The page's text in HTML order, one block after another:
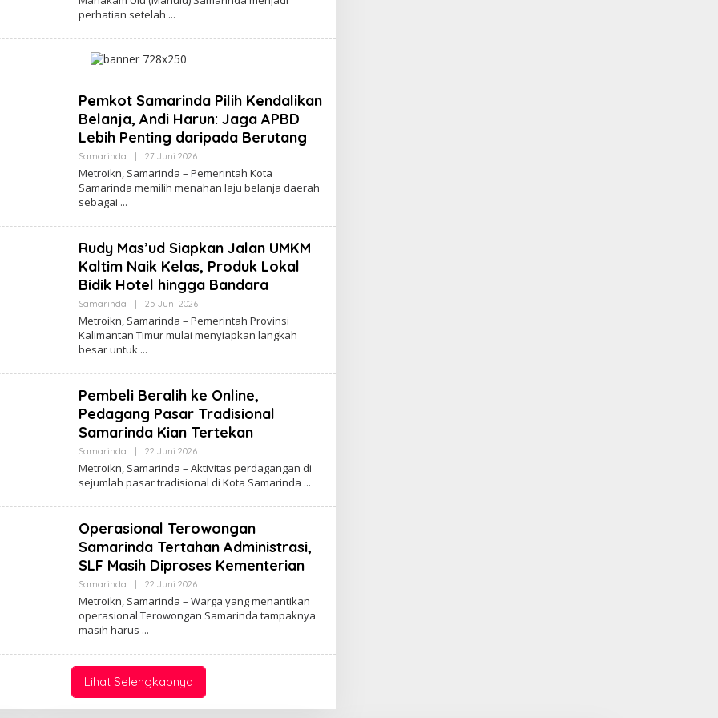
perhatian setelah
Pemkot Samarinda Pilih Kendalikan
Belanja, Andi Harun: Jaga APBD
Lebih Penting daripada Berutang
Samarinda 27 Juni 2026Oleh
Web
Metroikn, Samarinda – Pemerintah Kota
Samarinda memilih menahan laju belanja daerah
sebagai
Rudy Mas’ud Siapkan Jalan UMKM
Kaltim Naik Kelas, Produk Lokal
Bidik Hotel hingga Bandara
Samarinda 25 Juni 2026Oleh
Web
Metroikn, Samarinda – Pemerintah Provinsi
Kalimantan Timur mulai menyiapkan langkah
besar untuk
Pembeli Beralih ke Online,
Pedagang Pasar Tradisional
Samarinda Kian Tertekan
Samarinda 22 Juni 2026Oleh
Web
Metroikn, Samarinda – Aktivitas perdagangan di
sejumlah pasar tradisional di Kota Samarinda
Operasional Terowongan
Samarinda Tertahan Administrasi,
SLF Masih Diproses Kementerian
Samarinda 22 Juni 2026Oleh
Web
Metroikn, Samarinda – Warga yang menantikan
operasional Terowongan Samarinda tampaknya
masih harus
Lihat Selengkapnya